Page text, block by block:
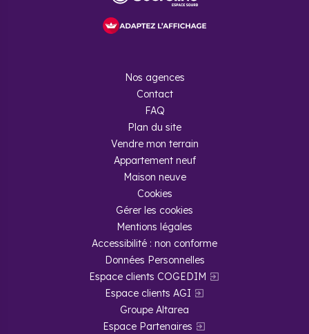
Nos agences
Contact
FAQ
Plan du site
Vendre mon terrain
Appartement neuf
Maison neuve
Cookies
Gérer les cookies
Mentions légales
Accessibilité : non conforme
Données Personnelles
Espace clients COGEDIM
Espace clients AGI
Groupe Altarea
Espace Partenaires